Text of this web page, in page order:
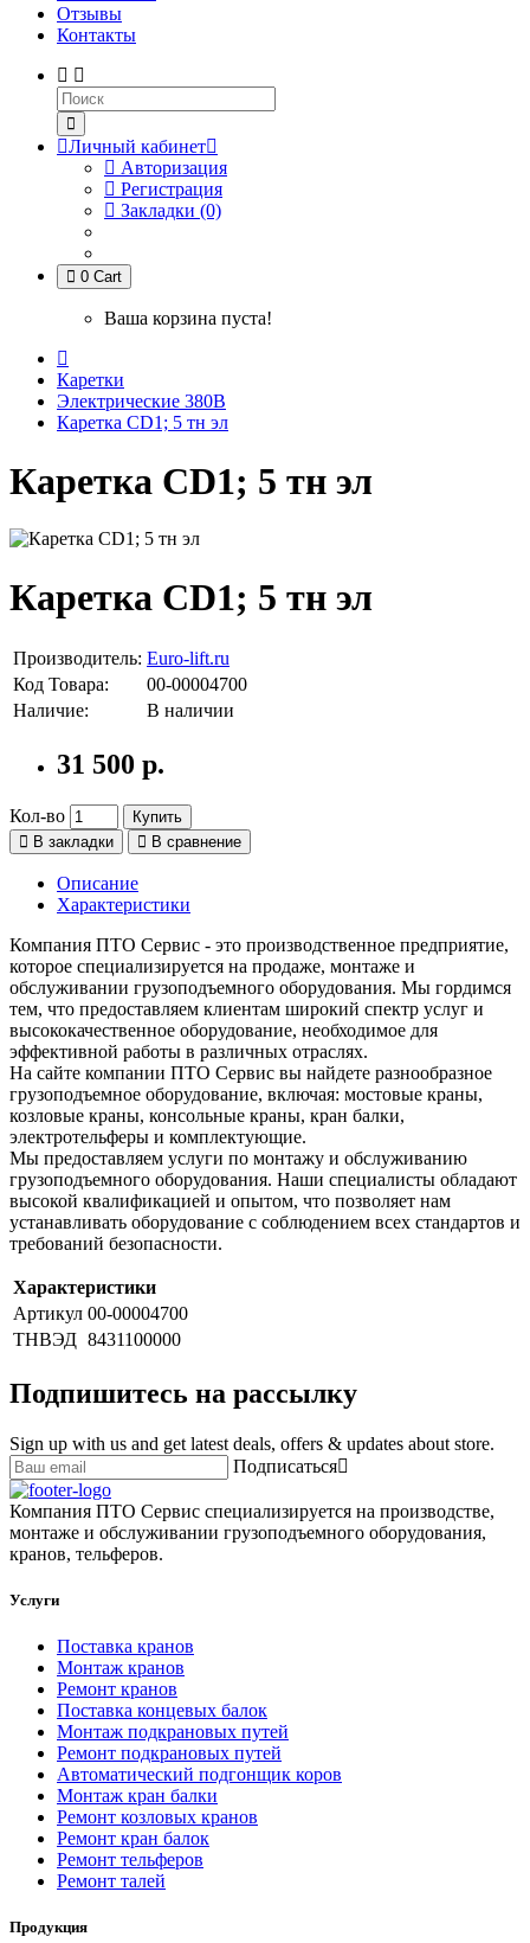
Отзывы
Контакты
Личный кабинет
Авторизация
Регистрация
Закладки (0)
0 Cart
Ваша корзина пуста!
Каретки
Электрические 380В
Каретка CD1; 5 тн эл
Каретка CD1; 5 тн эл
Каретка CD1; 5 тн эл
Производитель: Euro-lift.ru
Код Товара:
00-00004700
Наличие:
В наличии
31 500 р.
Кол-во
Купить
В закладки
В сравнение
Описание
Характеристики
Компания ПТО Сервис - это производственное предприятие,
которое специализируется на продаже, монтаже и
обслуживании грузоподъемного оборудования. Мы гордимся
тем, что предоставляем клиентам широкий спектр услуг и
высококачественное оборудование, необходимое для
эффективной работы в различных отраслях.
На сайте компании ПТО Сервис вы найдете разнообразное
грузоподъемное оборудование, включая: мостовые краны,
козловые краны, консольные краны, кран балки,
электротельферы и комплектующие.
Мы предоставляем услуги по монтажу и обслуживанию
грузоподъемного оборудования. Наши специалисты обладают
высокой квалификацией и опытом, что позволяет нам
устанавливать оборудование с соблюдением всех стандартов и
требований безопасности.
Характеристики
Артикул 00-00004700
ТНВЭД 8431100000
Подпишитесь на рассылку
Sign up with us and get latest deals, offers & updates about store.
Подписаться
Компания ПТО Сервис специализируется на производстве,
монтаже и обслуживании грузоподъемного оборудования,
кранов, тельферов.
Услуги
Поставка кранов
Монтаж кранов
Ремонт кранов
Поставка концевых балок
Монтаж подкрановых путей
Ремонт подкрановых путей
Автоматический подгонщик коров
Монтаж кран балки
Ремонт козловых кранов
Ремонт кран балок
Ремонт тельферов
Ремонт талей
Продукция